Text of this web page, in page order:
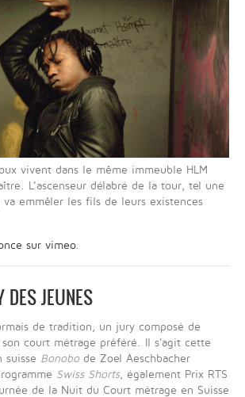
vivent dans le même immeuble HLM
L’ascenseur délabré de la tour, tel une
va emmêler les fils de leurs existences
sur vimeo.
JEUNES
de tradition, un jury composé de
court métrage préféré. Il s'agit cette
suisse Bonobode Zoel Aeschbacher
Swiss Shorts, également Prix RTS
de la Nuit du Court métrage en Suisse